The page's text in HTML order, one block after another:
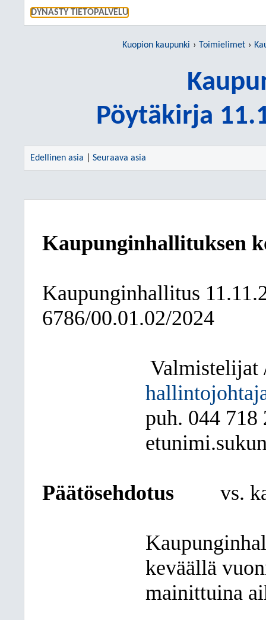
DYNASTY TIETOPALVELU
Kuopion kaupunki Toimielimet
Pöytäkirja
Edellinen asia Seuraava asia
Kaupunginhallituksen
Kaupunginhallitus
6786/00.01.02/2024
Valmistelijat
puh. 044 718
Päätösehdotus vs.
keväällä
mainittuina